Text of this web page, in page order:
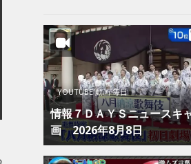
YOUTUBE 動画 毎日
情報７ＤＡＹＳニュースキ
画 2026年8月8日